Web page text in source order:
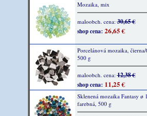
Mozaika, mix
maloobch. cena:30,65 €
shop cena: 26,65 €
Porcelánová mozaika,
500 g
maloobch. cena:12,38 €
shop cena: 11,25 €
Sklenená mozaika Fantasy ø
farebná, 500 g